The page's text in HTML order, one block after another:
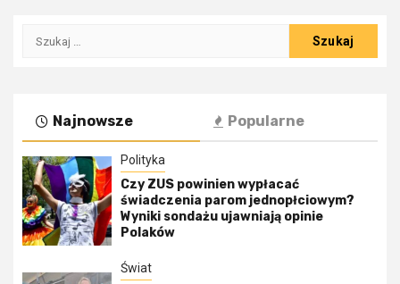
Szukaj:
Najnowsze Popularne
Polityka
Czy ZUS powinien wypłacać
świadczenia parom jednopłciowym?
Wyniki sondażu ujawniają opinie
Polaków
Świat